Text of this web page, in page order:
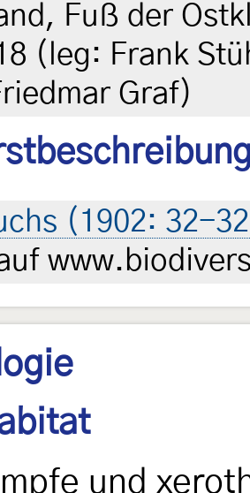
Fuß der
(leg: Frank
Graf)
(1902: 32-
und